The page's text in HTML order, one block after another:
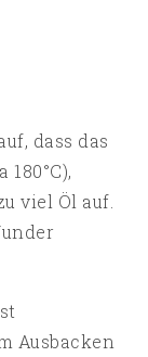
dass das
viel Öl auf.
Ausbacken